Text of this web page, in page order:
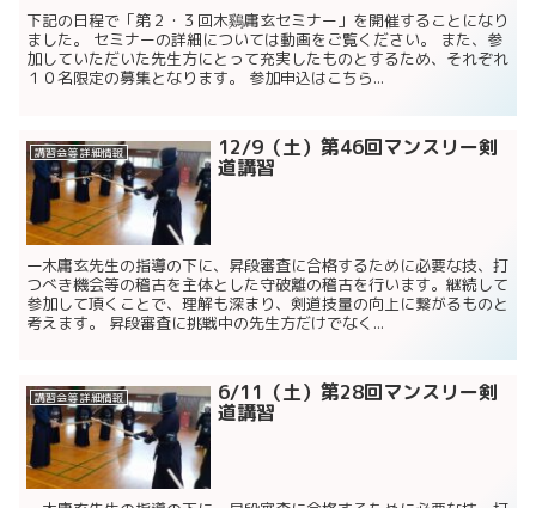
下記の日程で「第２・３回木鷄庸玄セミナー」を開催することになり
ました。 セミナーの詳細については動画をご覧ください。 また、参
加していただいた先生方にとって充実したものとするため、それぞれ
１０名限定の募集となります。 参加申込はこちら...
講習会等 詳細情報 12/9（土）第46回マンスリー剣
道講習
一木庸玄先生の指導の下に、昇段審査に合格するために必要な技、打
つべき機会等の稽古を主体とした守破離の稽古を行います。継続して
参加して頂くことで、理解も深まり、剣道技量の向上に繋がるものと
考えます。 昇段審査に挑戦中の先生方だけでなく...
講習会等 詳細情報 6/11（土）第28回マンスリー剣
道講習